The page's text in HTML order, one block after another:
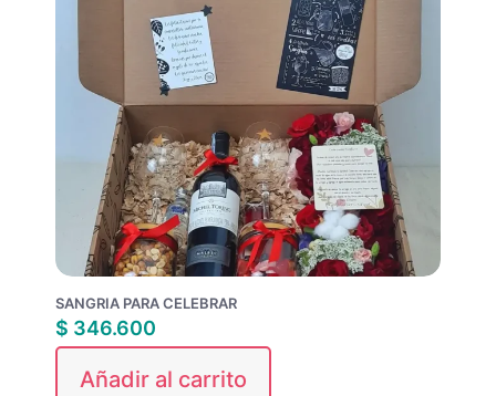
SANGRIA PARA CELEBRAR
$ 346.600
Añadir al carrito